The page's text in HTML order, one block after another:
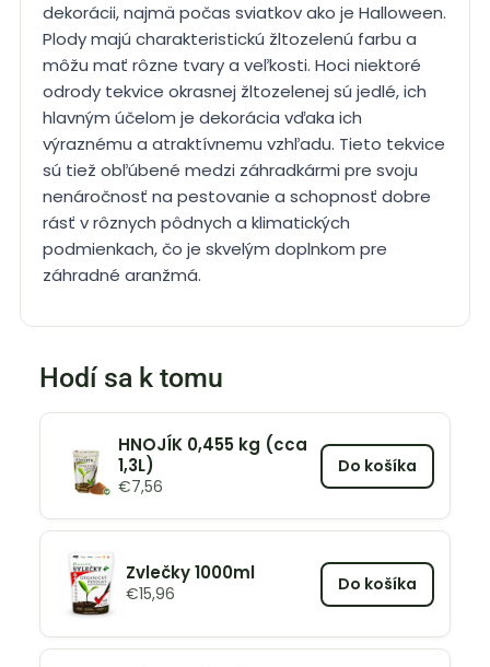
dekorácii, najmä počas sviatkov ako je Halloween.
Plody majú charakteristickú žltozelenú farbu a
môžu mať rôzne tvary a veľkosti. Hoci niektoré
odrody tekvice okrasnej žltozelenej sú jedlé, ich
hlavným účelom je dekorácia vďaka ich
výraznému a atraktívnemu vzhľadu. Tieto tekvice
sú tiež obľúbené medzi záhradkármi pre svoju
nenáročnosť na pestovanie a schopnosť dobre
rásť v rôznych pôdnych a klimatických
podmienkach, čo je skvelým doplnkom pre
záhradné aranžmá.
Hodí sa k tomu
HNOJÍK 0,455 kg (cca
1,3L)
€7,56
Do košíka
Zvlečky 1000ml
€15,96 Do košíka